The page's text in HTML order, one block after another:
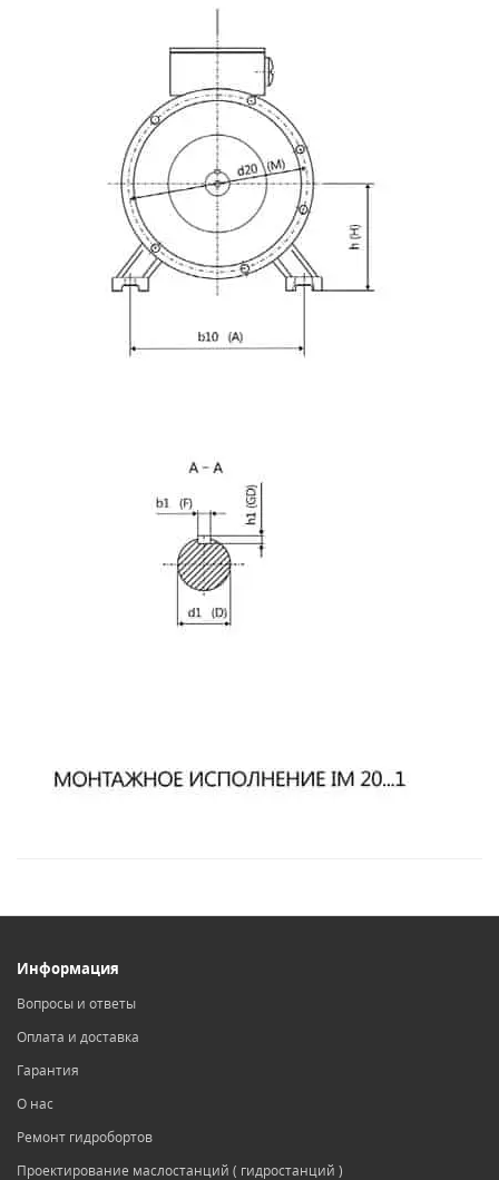
Информация
Вопросы и ответы
Оплата и доставка
Гарантия
О нас
Ремонт гидробортов
Проектирование маслостанций ( гидростанций )